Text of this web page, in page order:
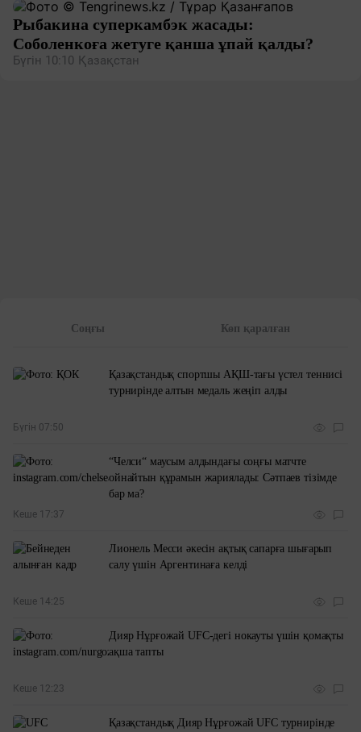
Соңғы Көп қаралған
Қазақстандық спортшы АҚШ-тағы үстел теннисі
турнирінде алтын медаль жеңіп алды
Бүгін 07:50
“Челси“ маусым алдындағы соңғы матчте
ойнайтын құрамын жариялады: Сәтпаев тізімде
бар ма?
Кеше 17:37
Лионель Месси әкесін ақтық сапарға шығарып
салу үшін Аргентинаға келді
Кеше 14:25
Дияр Нұрғожай UFC-дегі нокауты үшін қомақты
ақша тапты
Кеше 12:23
Қазақстандық Дияр Нұрғожай UFC турнирінде
Рыбакина суперкамбэк жасады:
Соболенкоға жетуге қанша ұпай қалды?
Бүгін 10:10 Қазақстан